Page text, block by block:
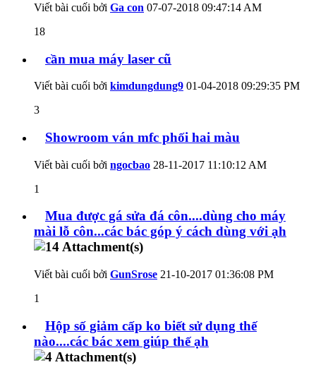
Viết bài cuối bởi Ga con 07-07-2018 09:47:14 AM
18
cần mua máy laser cũ
Viết bài cuối bởi kimdungdung9 01-04-2018 09:29:35 PM
3
Showroom ván mfc phối hai màu
Viết bài cuối bởi ngocbao 28-11-2017 11:10:12 AM
1
Mua được gá sửa đá côn....dùng cho máy
mài lỗ côn...các bác góp ý cách dùng với ạh
Viết bài cuối bởi GunSrose 21-10-2017 01:36:08 PM
1
Hộp số giảm cấp ko biết sử dụng thế
nào....các bác xem giúp thế ạh